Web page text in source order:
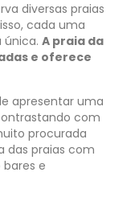
diversas praias
cada uma
A praia da
e oferece
apresentar uma
com
procurada
das praias com
e